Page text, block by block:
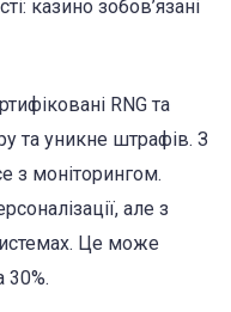
казино зобов’язані
RNG та
та уникне штрафів. З
з моніторингом.
але з
Це може
30%.